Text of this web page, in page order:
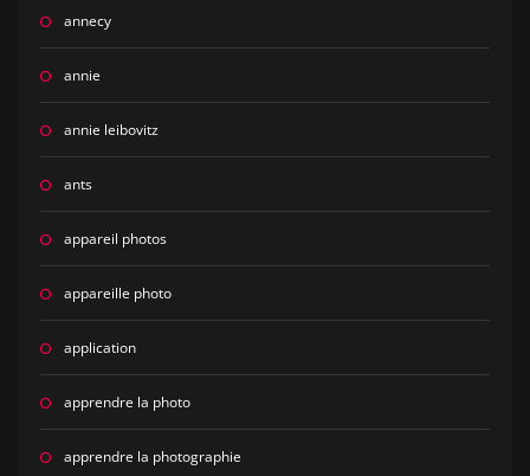
annecy
annie
annie leibovitz
ants
appareil photos
appareille photo
application
apprendre la photo
apprendre la photographie